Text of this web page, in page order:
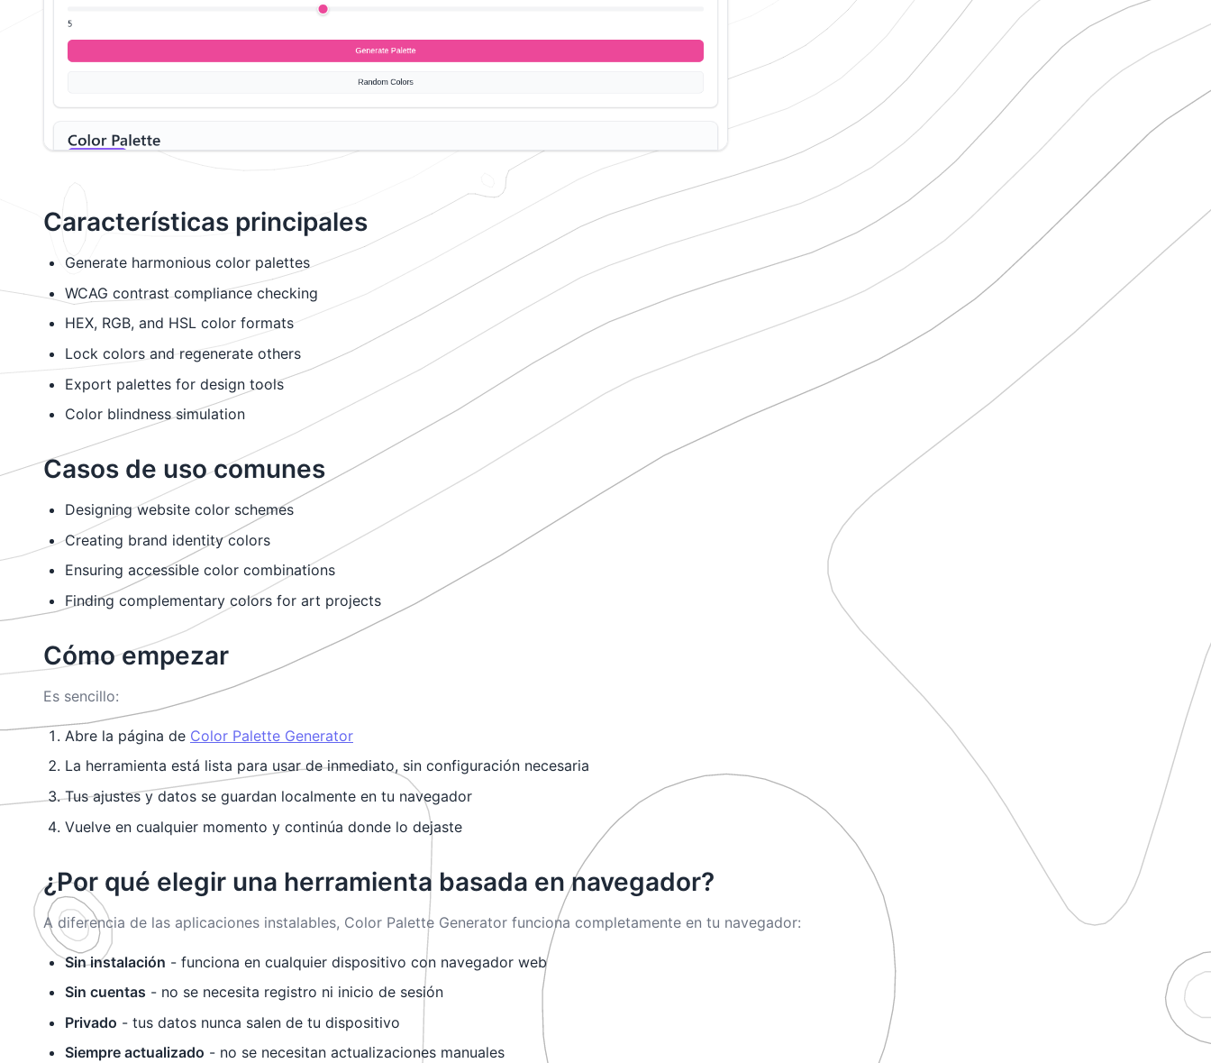
Características principales
Generate harmonious color palettes
WCAG contrast compliance checking
HEX, RGB, and HSL color formats
Lock colors and regenerate others
Export palettes for design tools
Color blindness simulation
Casos de uso comunes
Designing website color schemes
Creating brand identity colors
Ensuring accessible color combinations
Finding complementary colors for art projects
Cómo empezar
Es sencillo:
Abre la página de Color Palette Generator
La herramienta está lista para usar de inmediato, sin configuración necesaria
Tus ajustes y datos se guardan localmente en tu navegador
Vuelve en cualquier momento y continúa donde lo dejaste
¿Por qué elegir una herramienta basada en navegador?
A diferencia de las aplicaciones instalables, Color Palette Generator funciona completamente en tu navegador:
Sin instalación - funciona en cualquier dispositivo con navegador web
Sin cuentas - no se necesita registro ni inicio de sesión
Privado - tus datos nunca salen de tu dispositivo
Siempre actualizado - no se necesitan actualizaciones manuales